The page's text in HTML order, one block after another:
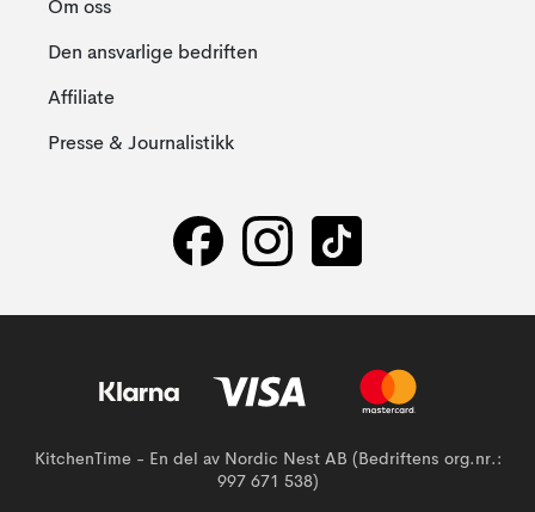
Om oss
Den ansvarlige bedriften
Affiliate
Presse & Journalistikk
KitchenTime - En del av Nordic Nest AB (Bedriftens org.nr.:
997 671 538)